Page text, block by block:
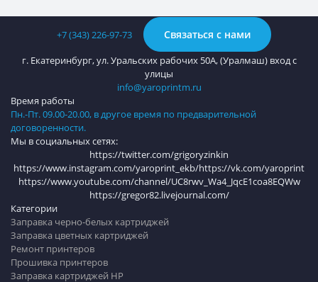
+7 (343) 226-97-73 Связаться с нами
г. Екатеринбург, ул. Уральских рабочих 50А, (Уралмаш) вход с
улицы
info@yaroprintm.ru
Категории
Заправка черно-белых картриджей
Заправка цветных картриджей
Ремонт принтеров
Прошивка принтеров
Заправка картриджей HP
Время работы
Пн.-Пт. 09.00-20.00, в другое время по предварительной
договоренности.
Мы в социальных сетях:
https://twitter.com/grigoryzinkin
https://www.instagram.com/yaroprint_ekb/https://vk.com/yaroprint
https://www.youtube.com/channel/UC8rwv_Wa4_JqcE1coa8EQWw
https://gregor82.livejournal.com/